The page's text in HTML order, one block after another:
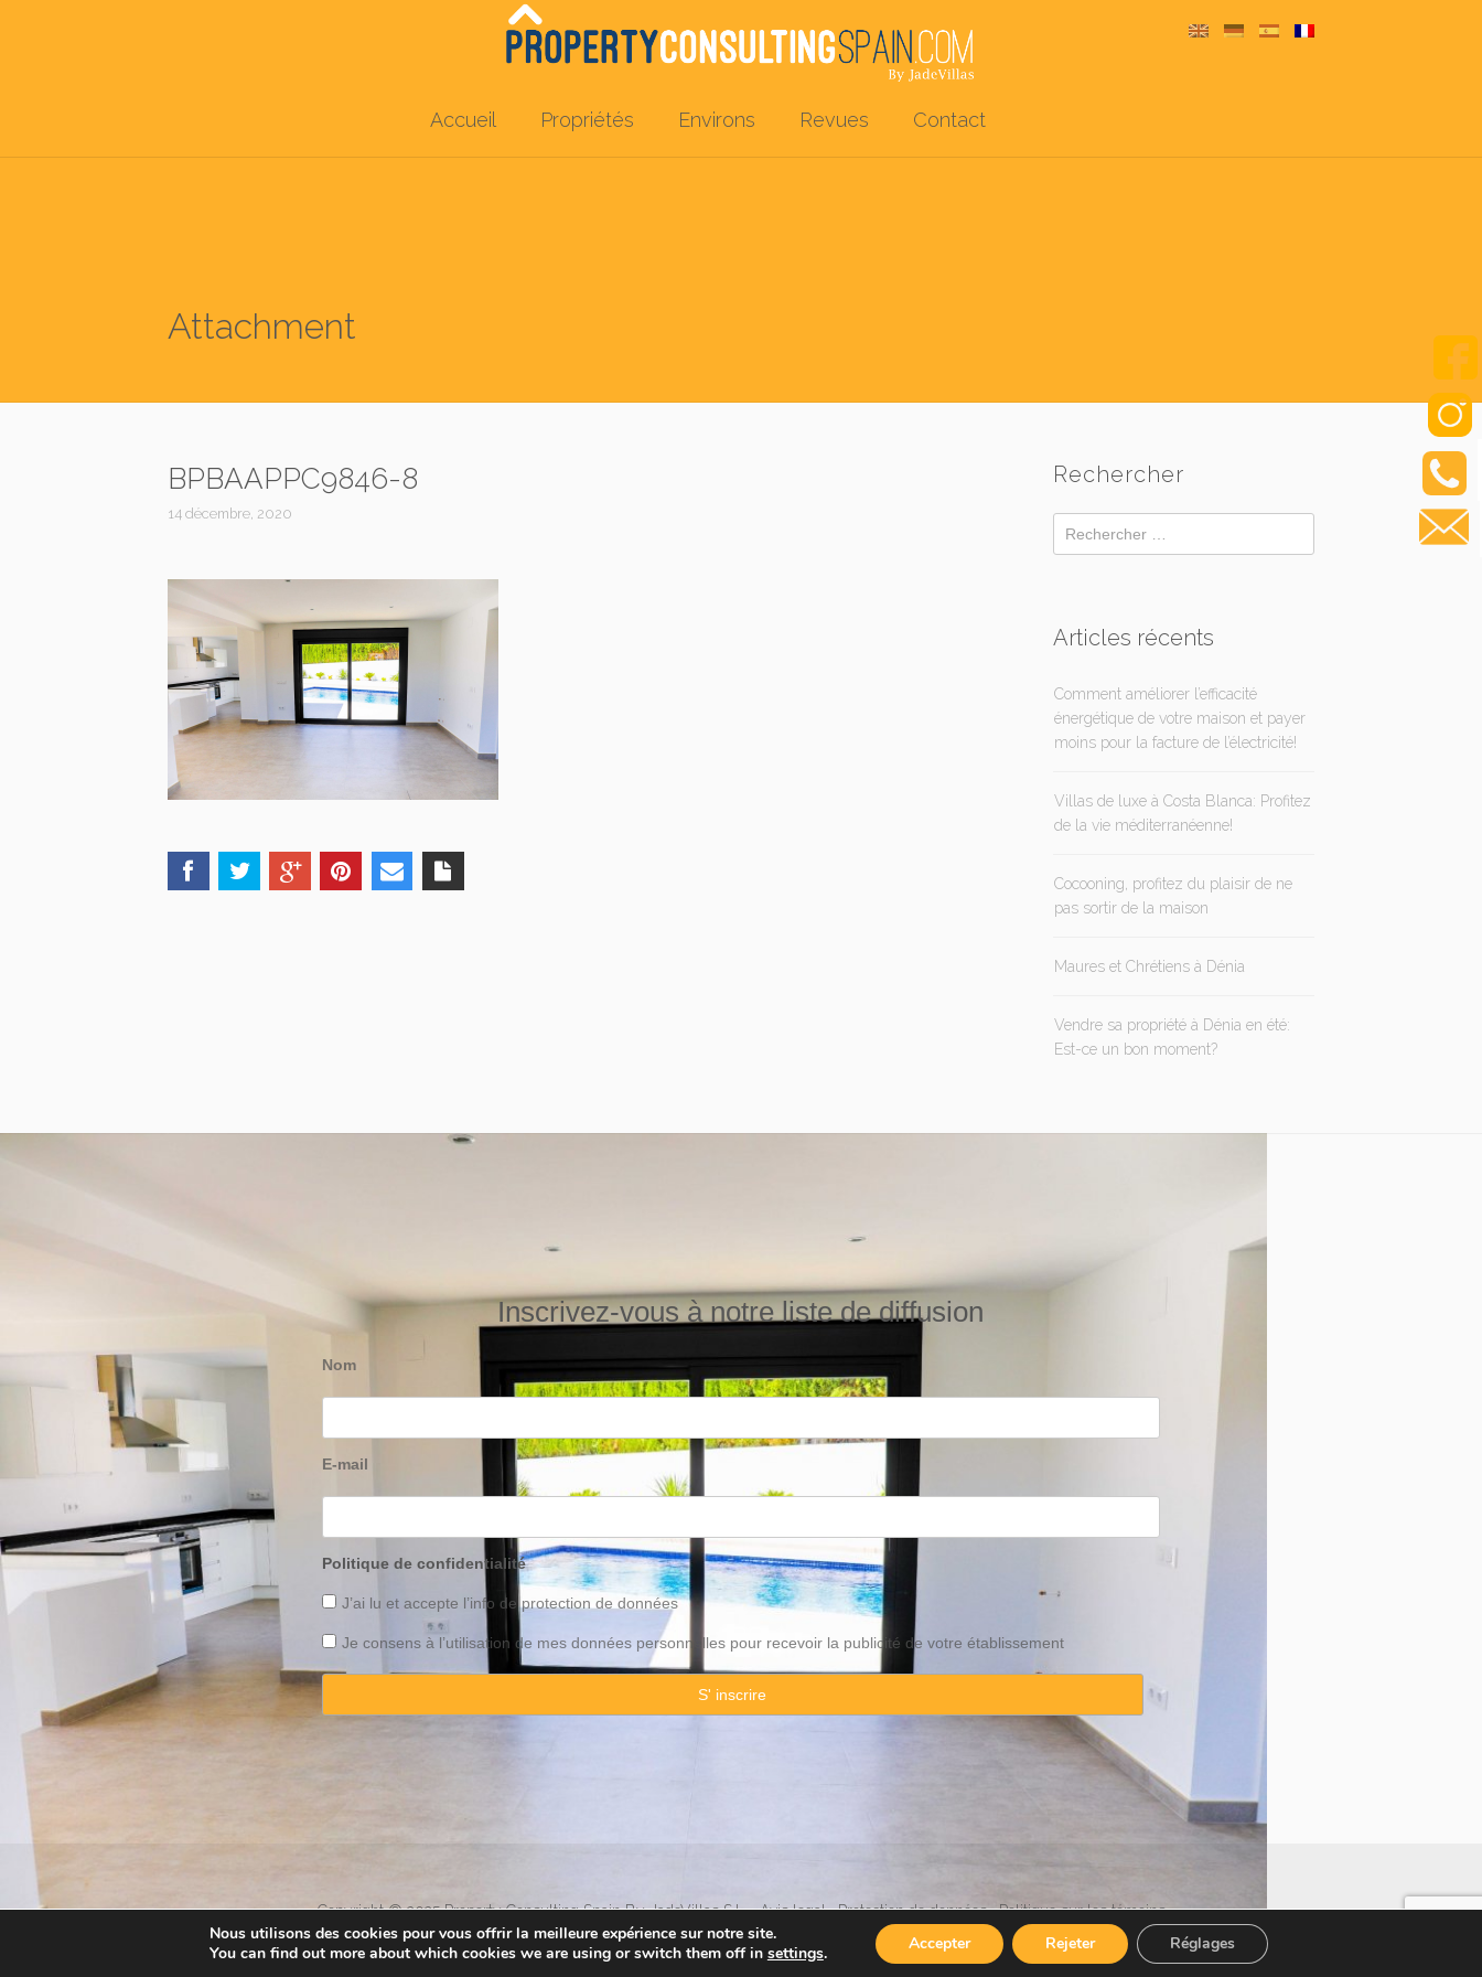
Accueil Propriétés Environs Revues Contact
Attachment
BPBAAPPC9846-8
14 décembre, 2020
Rechercher
Articles récents
Comment améliorer l’efficacité
énergétique de votre maison et payer
moins pour la facture de l’électricité!
Villas de luxe à Costa Blanca: Profitez
de la vie méditerranéenne!
Cocooning, profitez du plaisir de ne
pas sortir de la maison
Maures et Chrétiens à Dénia
Vendre sa propriété à Dénia en été:
Est-ce un bon moment?
Inscrivez-vous à notre liste de diffusion
Nom
E-mail
Politique de confidentialité
J’ai lu et accepte l’info deprotectionde données
Je consens à l’utilisation de mes données personnelles pour recevoir la publicité de votre établissement
Copyright © 2025 Property Consulting Spain By JadeVillas S.L. ·Avis legal·Protection de données·Politique sur les témoins
Nous utilisons des cookies pour vous offrir la meilleure expérience sur notre site.
You can find out more about which cookies we are using or switch them off in settings. Accepter Rejeter Réglages